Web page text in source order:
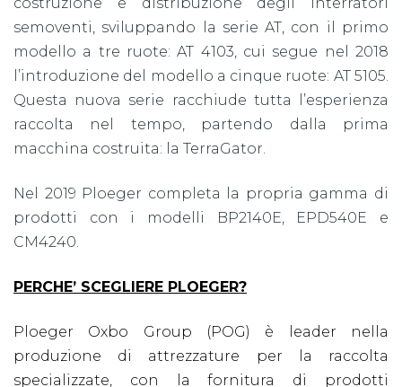
semoventi, sviluppando la serie AT, con il primo
modello a tre ruote: AT 4103, cui segue nel 2018
l’introduzione del modello a cinque ruote: AT 5105.
Questa nuova serie racchiude tutta l’esperienza
raccolta nel tempo, partendo dalla prima
macchina costruita: la TerraGator.
Nel 2019 Ploeger completa la propria gamma di
prodotti con i modelli BP2140E, EPD540E e
CM4240.
PERCHE’ SCEGLIERE PLOEGER?
Ploeger Oxbo Group (POG) è leader nella
produzione di attrezzature per la raccolta
specializzate, con la fornitura di prodotti